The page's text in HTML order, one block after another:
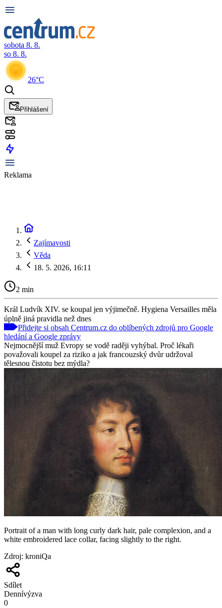
sobota 8. 8.
so 8. 8.
26°C
Přihlášení
Reklama
Zajímavosti
Věda
18. 5. 2026, 16:11
2 min
Král Ludvík XIV. se koupal jen výjimečně. Hygiena Versailles měla
úplně jiná pravidla než dnes
Přidejte si obsah Centrum.cz do oblíbených zdrojů pro Google
hledání a Google zprávy
Nejmocnější muž Evropy se vodě raději vyhýbal. Proč lékaři
považovali koupel za riziko a jak francouzský dvůr udržoval
tělesnou čistotu bez mýdla?
Portrait of a man with long curly dark hair, pale complexion, and a
white embroidered lace collar, facing slightly to the right.
Zdroj: kroniQa
Sdílet
Dennívýzva
0